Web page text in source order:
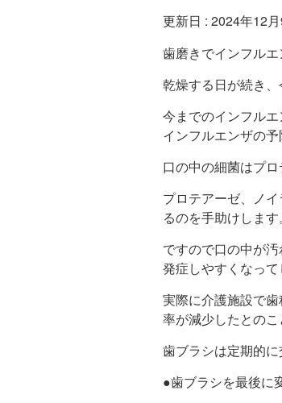
更新日 : 2024年12
歯磨きでインフル
乾燥する日が続き、
今までのインフル
インフルエンザの
口の中の細菌はプ
プロテアーゼ、ノ
るのを手助けします。
ですので口の中が
発症しやすくなって
実際に介護施設で
率が減少したとのこ
歯ブラシは定期的に
●歯ブラシを最後に